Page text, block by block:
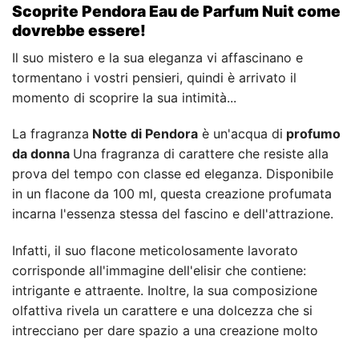
Scoprite Pendora Eau de Parfum Nuit come
dovrebbe essere!
Il suo mistero e la sua eleganza vi affascinano e
tormentano i vostri pensieri, quindi è arrivato il
momento di scoprire la sua intimità...
La fragranza Notte di Pendora è un'acqua di profumo
da donna Una fragranza di carattere che resiste alla
prova del tempo con classe ed eleganza. Disponibile
in un flacone da 100 ml, questa creazione profumata
incarna l'essenza stessa del fascino e dell'attrazione.
Infatti, il suo flacone meticolosamente lavorato
corrisponde all'immagine dell'elisir che contiene:
intrigante e attraente. Inoltre, la sua composizione
olfattiva rivela un carattere e una dolcezza che si
intrecciano per dare spazio a una creazione molto